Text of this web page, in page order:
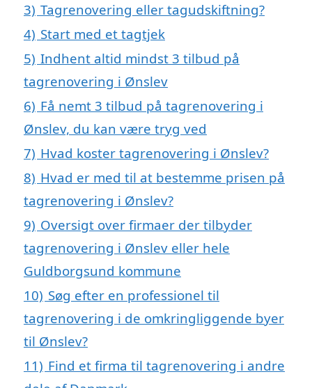
3) Tagrenovering eller tagudskiftning?
4) Start med et tagtjek
5) Indhent altid mindst 3 tilbud på
tagrenovering i Ønslev
6) Få nemt 3 tilbud på tagrenovering i
Ønslev, du kan være tryg ved
7) Hvad koster tagrenovering i Ønslev?
8) Hvad er med til at bestemme prisen på
tagrenovering i Ønslev?
9) Oversigt over firmaer der tilbyder
tagrenovering i Ønslev eller hele
Guldborgsund kommune
10) Søg efter en professionel til
tagrenovering i de omkringliggende byer
til Ønslev?
11) Find et firma til tagrenovering i andre